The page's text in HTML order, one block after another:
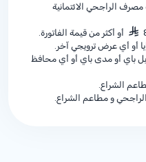
الراجحي الائتمانية
أو أكثر من قيمة الفاتورة.
أو أي عرض ترويجي آخر.
باي أو مدى باي أو أي محافظ
الشراع.
و مطاعم الشراع.